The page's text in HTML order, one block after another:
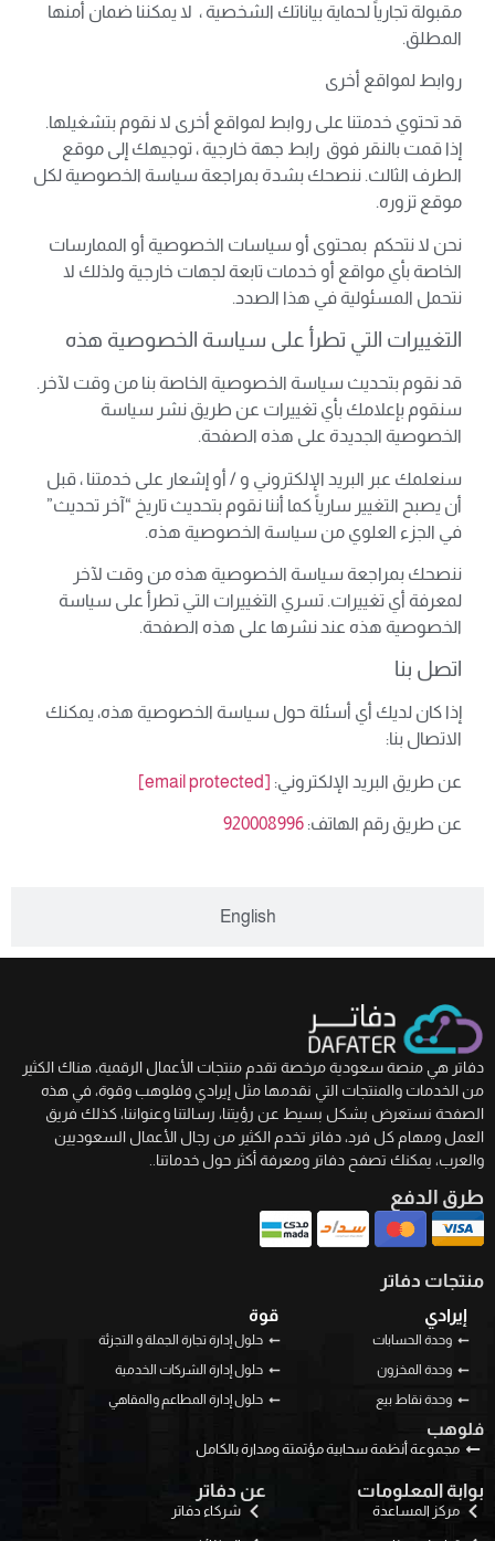
English
مقبولة تجارياً لحماية بياناتك الشخصية ، لا يمكننا ضمان أمنها
المطلق.
روابط لمواقع أخرى
قد تحتوي خدمتنا على روابط لمواقع أخرى لا نقوم بتشغيلها.
إذا قمت بالنقر فوق رابط جهة خارجية ، توجيهك إلى موقع
الطرف الثالث. ننصحك بشدة بمراجعة سياسة الخصوصية لكل
موقع تزوره.
نحن لا نتحكم بمحتوى أو سياسات الخصوصية أو الممارسات
الخاصة بأي مواقع أو خدمات تابعة لجهات خارجية ولذلك لا
نتحمل المسئولية في هذا الصدد.
التغييرات التي تطرأ على سياسة الخصوصية هذه
قد نقوم بتحديث سياسة الخصوصية الخاصة بنا من وقت لآخر.
سنقوم بإعلامك بأي تغييرات عن طريق نشر سياسة
الخصوصية الجديدة على هذه الصفحة.
سنعلمك عبر البريد الإلكتروني و / أو إشعار على خدمتنا ، قبل
أن يصبح التغيير سارياً كما أننا نقوم بتحديث تاريخ “آخر تحديث”
في الجزء العلوي من سياسة الخصوصية هذه.
ننصحك بمراجعة سياسة الخصوصية هذه من وقت لآخر
لمعرفة أي تغييرات. تسري التغييرات التي تطرأ على سياسة
الخصوصية هذه عند نشرها على هذه الصفحة.
اتصل بنا
إذا كان لديك أي أسئلة حول سياسة الخصوصية هذه، يمكنك
الاتصال بنا:
عن طريق البريد الإلكتروني: [email protected]
عن طريق رقم الهاتف: 920008996
دفاتر هي منصة سعودية مرخصة تقدم منتجات الأعمال الرقمية، هناك الكثير
من الخدمات والمنتجات التي نقدمها مثل إيرادي وفلوهب وقوة، في هذه
الصفحة نستعرض بشكل بسيط عن رؤيتنا، رسالتنا وعنواننا، كذلك فريق
العمل ومهام كل فرد، دفاتر تخدم الكثير من رجال الأعمال السعوديين
والعرب، يمكنك تصفح دفاتر ومعرفة أكثر حول خدماتنا..
طرق الدفع
منتجات دفاتر
إيرادي
وحدة الحسابات
وحدة المخزون
وحدة نقاط بيع
قوة
حلول إدارة تجارة الجملة و التجزئة
حلول إدارة الشركات الخدمية
حلول إدارة المطاعم والمقاهي
فلوهب
مجموعة أنظمة سحابية مؤتمتة ومدارة بالكامل
بوابة المعلومات
مركز المساعدة
عن دفاتر
شركاء دفاتر